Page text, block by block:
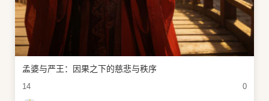
孟婆与严王：因果之下的慈悲与秩序
14 0